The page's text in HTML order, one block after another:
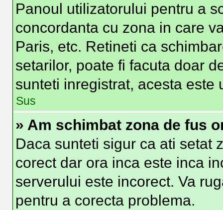
Panoul utilizatorului pentru a
concordanta cu zona in care
Paris, etc. Retineti ca
setarilor, poate fi facuta doar
sunteti inregistrat, acesta este
Sus
» Am schimbat zona de fus
Daca sunteti sigur ca ati setat
corect dar ora inca este inca
serverului este incorect. Va
pentru a corecta problema.